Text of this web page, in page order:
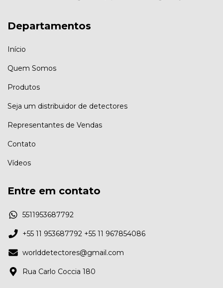
Departamentos
Início
Quem Somos
Produtos
Seja um distribuidor de detectores
Representantes de Vendas
Contato
Vídeos
Entre em contato
5511953687792
+55 11 953687792 +55 11 967854086
worlddetectores@gmail.com
Rua Carlo Coccia 180